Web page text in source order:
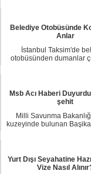
Belediye Otobüsünde
Anlar
İstanbul Taksim'de
otobüsünden dumanlar
Msb Acı Haberi
şehit
Milli Savunma
kuzeyinde bulunan
Yurt Dışı Seyahatine
Vize Nasıl